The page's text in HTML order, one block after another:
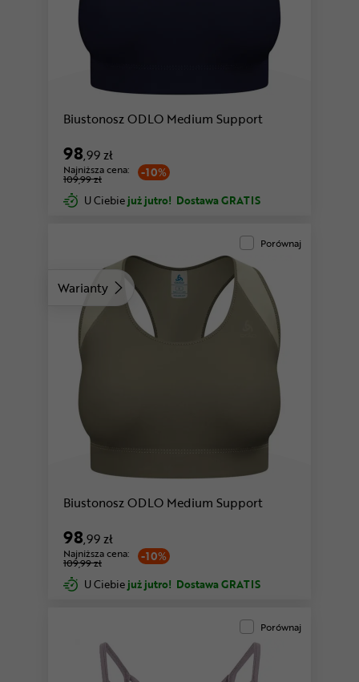
Biustonosz ODLO Medium Support
98,99 zł
-10%
Najniższa cena:
109,99 zł
U Ciebie już jutro! Dostawa GRATIS
Warianty
Porównaj
Biustonosz ODLO Medium Support
98,99 zł
-10%
Najniższa cena:
109,99 zł
U Ciebie już jutro! Dostawa GRATIS
Porównaj